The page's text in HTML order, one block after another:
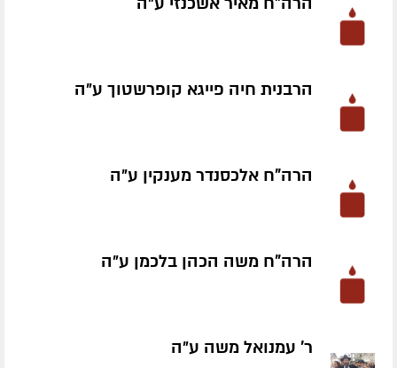
הרבנית חיה פייגא קופרשטוך ע״ה
הרה"ח אלכסנדר מענקין ע״ה
הרה"ח משה הכהן בלכמן ע״ה
ר' עמנואל משה ע״ה